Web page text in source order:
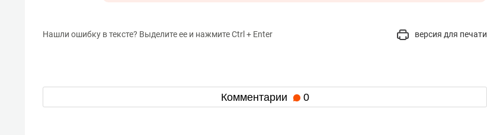
Нашли ошибку в тексте? Выделите ее и нажмите Ctrl + Enter версия для печати
Комментарии 0